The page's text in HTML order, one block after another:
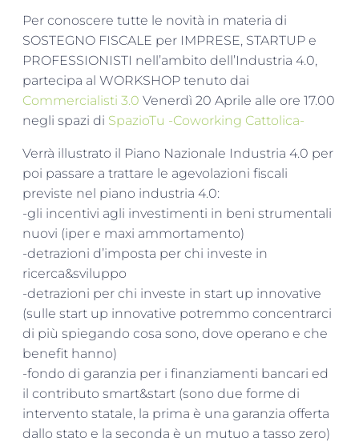
Per conoscere tutte le novità in materia di
SOSTEGNO FISCALE per IMPRESE, STARTUP e
PROFESSIONISTI nell’ambito dell’Industria 4.0,
partecipa al WORKSHOP tenuto dai
Commercialisti 3.0 Venerdì 20 Aprile alle ore 17.00
negli spazi di SpazioTu -Coworking Cattolica-
Verrà illustrato il Piano Nazionale Industria 4.0 per
poi passare a trattare le agevolazioni fiscali
previste nel piano industria 4.0:
-gli incentivi agli investimenti in beni strumentali
nuovi (iper e maxi ammortamento)
-detrazioni d’imposta per chi investe in
ricerca&sviluppo
-detrazioni per chi investe in start up innovative
(sulle start up innovative potremmo concentrarci
di più spiegando cosa sono, dove operano e che
benefit hanno)
-fondo di garanzia per i finanziamenti bancari ed
il contributo smart&start (sono due forme di
intervento statale, la prima è una garanzia offerta
dallo stato e la seconda è un mutuo a tasso zero)